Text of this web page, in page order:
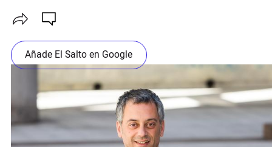
Añade El Salto en Google